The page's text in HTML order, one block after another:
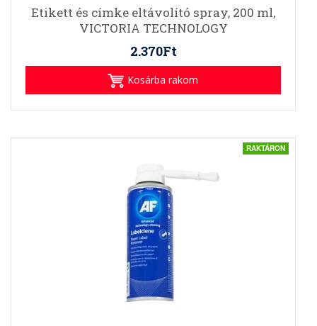
Etikett és címke eltávolító spray, 200 ml,
VICTORIA TECHNOLOGY
2.370Ft
Kosárba rakom
RAKTÁRON